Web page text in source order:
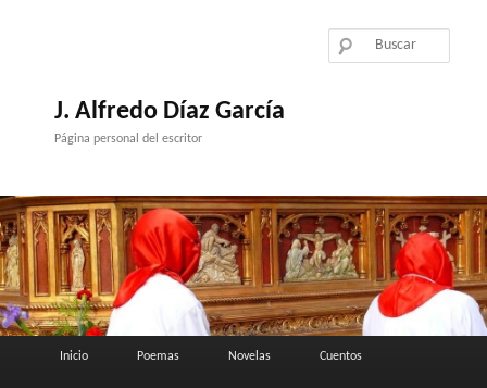
J. Alfredo Díaz García
Página personal del escritor
Inicio Poemas Novelas Cuentos